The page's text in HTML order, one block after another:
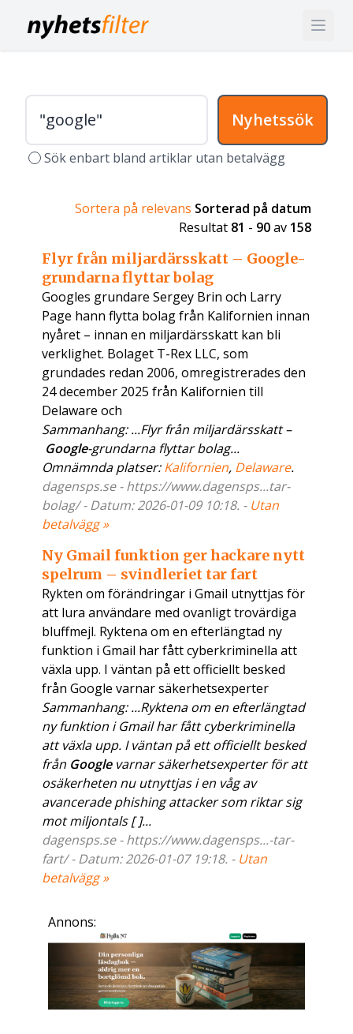
Nyhetssök
Sök enbart bland artiklar utan betalvägg
Sortera på relevans Sorterad på datum
Resultat 81 - 90av 158
Flyr från miljardärsskatt – Google-
grundarna flyttar bolag
Googles grundare Sergey Brin och Larry
Page hann flytta bolag från Kalifornien innan
nyåret – innan en miljardärsskatt kan bli
verklighet. Bolaget T-Rex LLC, som
grundades redan 2006, omregistrerades den
24 december 2025 från Kalifornien till
Delaware och
Sammanhang: ...Flyr från miljardärsskatt –
Google-grundarna flyttar bolag...
Omnämnda platser:Kalifornien, Delaware.
dagensps.se - https://www.dagensps...tar-
bolag/ - Datum: 2026-01-09 10:18. - Utan
betalvägg »
Ny Gmail funktion ger hackare nytt
spelrum – svindleriet tar fart
Rykten om förändringar i Gmail utnyttjas för
att lura användare med ovanligt trovärdiga
bluffmejl. Ryktena om en efterlängtad ny
funktion i Gmail har fått cyberkriminella att
växla upp. I väntan på ett officiellt besked
från Google varnar säkerhetsexperter
Sammanhang: ...Ryktena om en efterlängtad
ny funktion i Gmail har fått cyberkriminella
att växla upp. I väntan på ett officiellt besked
från Googlevarnar säkerhetsexperter för att
osäkerheten nu utnyttjas i en våg av
avancerade phishing attacker som riktar sig
mot miljontals [ ]...
dagensps.se - https://www.dagensps...-tar-
fart/ - Datum: 2026-01-07 19:18. - Utan
betalvägg »
Annons: